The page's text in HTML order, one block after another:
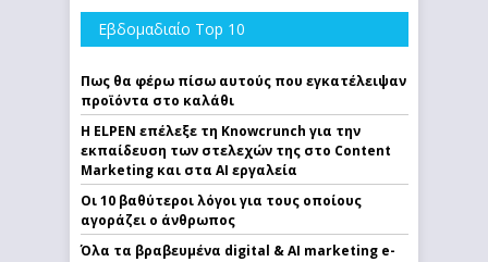
Εβδομαδιαίο Top 10
Πως θα φέρω πίσω αυτούς που εγκατέλειψαν
προϊόντα στο καλάθι
Η ELPEN επέλεξε τη Knowcrunch για την
εκπαίδευση των στελεχών της στο Content
Marketing και στα AI εργαλεία
Οι 10 βαθύτεροι λόγοι για τους οποίους
αγοράζει ο άνθρωπος
Όλα τα βραβευμένα digital & AI marketing e-